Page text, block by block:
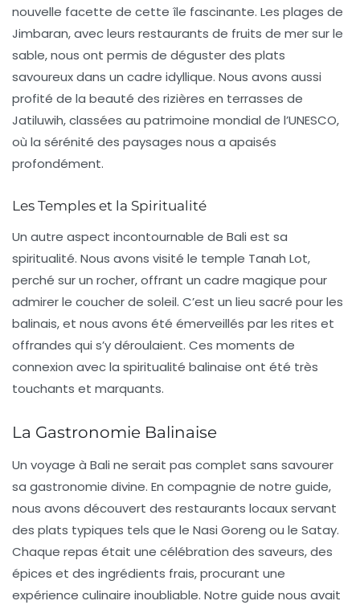
nouvelle facette de cette île fascinante. Les plages de
Jimbaran, avec leurs restaurants de fruits de mer sur le
sable, nous ont permis de déguster des plats
savoureux dans un cadre idyllique. Nous avons aussi
profité de la beauté des rizières en terrasses de
Jatiluwih, classées au patrimoine mondial de l’UNESCO,
où la sérénité des paysages nous a apaisés
profondément.
Les Temples et la Spiritualité
Un autre aspect incontournable de Bali est sa
spiritualité. Nous avons visité le temple Tanah Lot,
perché sur un rocher, offrant un cadre magique pour
admirer le coucher de soleil. C’est un lieu sacré pour les
balinais, et nous avons été émerveillés par les rites et
offrandes qui s’y déroulaient. Ces moments de
connexion avec la spiritualité balinaise ont été très
touchants et marquants.
La Gastronomie Balinaise
Un voyage à Bali ne serait pas complet sans savourer
sa gastronomie divine. En compagnie de notre guide,
nous avons découvert des restaurants locaux servant
des plats typiques tels que le Nasi Goreng ou le Satay.
Chaque repas était une célébration des saveurs, des
épices et des ingrédients frais, procurant une
expérience culinaire inoubliable. Notre guide nous avait